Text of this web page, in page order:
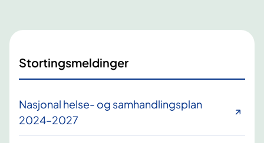
Stortingsmeldinger
Nasjonal helse- og samhandlingsplan
2024–2027